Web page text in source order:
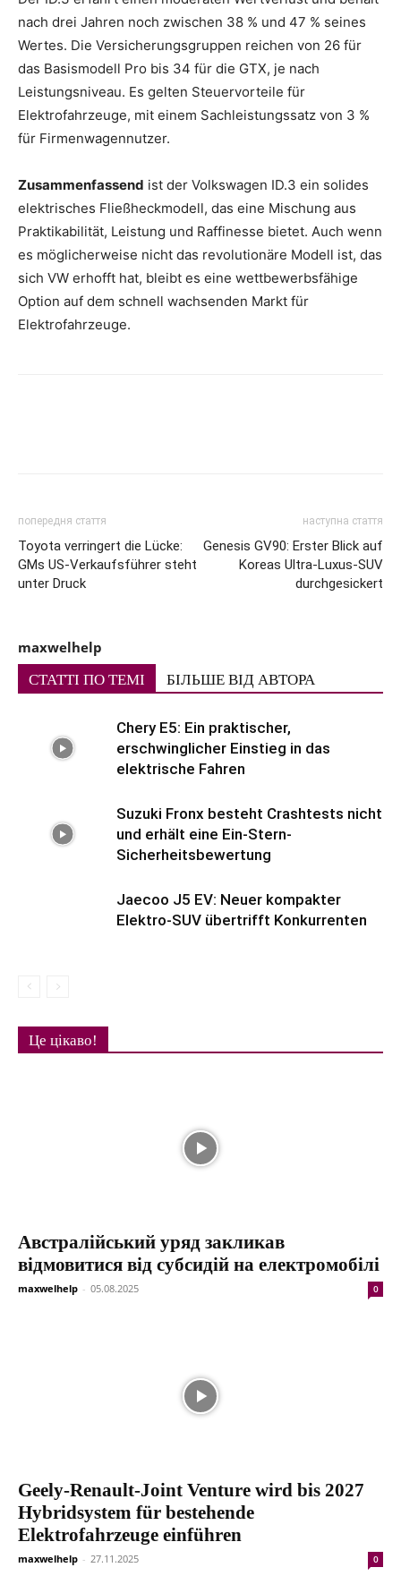
nach drei Jahren noch zwischen 38 % und 47 % seines
Wertes. Die Versicherungsgruppen reichen von 26 für
das Basismodell Pro bis 34 für die GTX, je nach
Leistungsniveau. Es gelten Steuervorteile für
Elektrofahrzeuge, mit einem Sachleistungssatz von 3 %
für Firmenwagennutzer.
Zusammenfassend ist der Volkswagen ID.3 ein solides
elektrisches Fließheckmodell, das eine Mischung aus
Praktikabilität, Leistung und Raffinesse bietet. Auch wenn
es möglicherweise nicht das revolutionäre Modell ist, das
sich VW erhofft hat, bleibt es eine wettbewerbsfähige
Option auf dem schnell wachsenden Markt für
Elektrofahrzeuge.
попередня стаття
Toyota verringert die Lücke:
GMs US-Verkaufsführer steht
unter Druck
наступна стаття
Genesis GV90: Erster Blick auf
Koreas Ultra-Luxus-SUV
durchgesickert
maxwelhelp
СТАТТІ ПО ТЕМІ БІЛЬШЕ ВІД АВТОРА
Chery E5: Ein praktischer,
erschwinglicher Einstieg in das
elektrische Fahren
Suzuki Fronx besteht Crashtests nicht
und erhält eine Ein-Stern-
Sicherheitsbewertung
Jaecoo J5 EV: Neuer kompakter
Elektro-SUV übertrifft Konkurrenten
Це цікаво!
Австралійський уряд закликав
відмовитися від субсидій на електромобілі
maxwelhelp - 05.08.2025 0
Geely-Renault-Joint Venture wird bis 2027
Hybridsystem für bestehende
Elektrofahrzeuge einführen
maxwelhelp - 27.11.2025 0